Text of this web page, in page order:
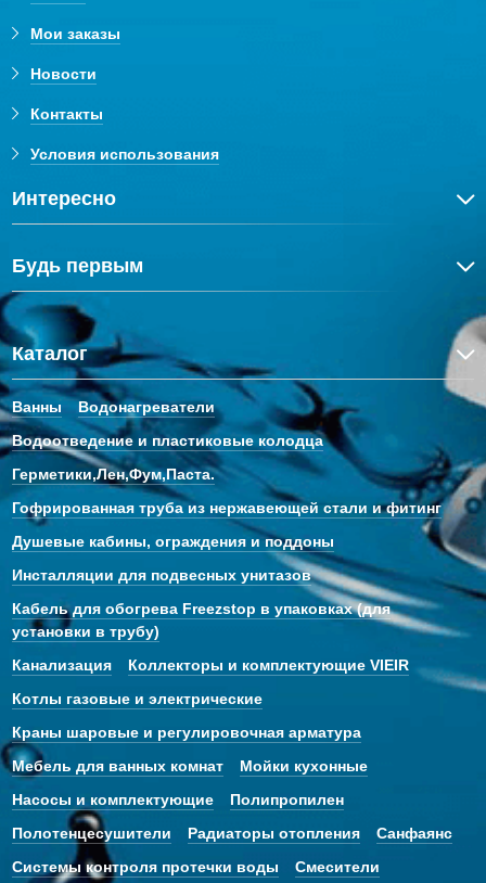
Мои заказы
Новости
Контакты
Условия использования
Интересно
Будь первым
Каталог
Ванны
Водонагреватели
Водоотведение и пластиковые колодца
Герметики,Лен,Фум,Паста.
Гофрированная труба из нержавеющей стали и фитинг
Душевые кабины, ограждения и поддоны
Инсталляции для подвесных унитазов
Кабель для обогрева Freezstop в упаковках (для
установки в трубу)
Канализация
Коллекторы и комплектующие VIEIR
Котлы газовые и электрические
Краны шаровые и регулировочная арматура
Мебель для ванных комнат
Мойки кухонные
Насосы и комплектующие
Полипропилен
Полотенцесушители
Радиаторы отопления
Санфаянс
Системы контроля протечки воды
Смесители